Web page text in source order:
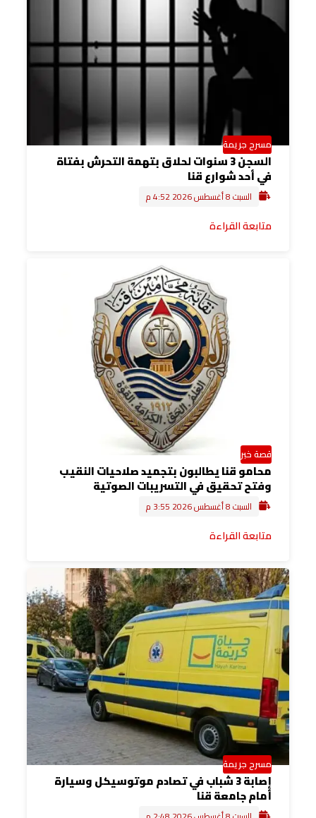
مسرح جريمة
السجن 3 سنوات لحلاق بتهمة التحرش بفتاة
في أحد شوارع قنا
السبت 8 أغسطس 2026 4:52 م
متابعة القراءة
قصة خبر
محامو قنا يطالبون بتجميد صلاحيات النقيب
وفتح تحقيق في التسريبات الصوتية
السبت 8 أغسطس 2026 3:55 م
متابعة القراءة
مسرح جريمة
إصابة 3 شباب في تصادم موتوسيكل وسيارة
أمام جامعة قنا